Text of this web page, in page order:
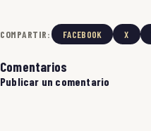
COMPARTIR: FACEBOOK X
Comentarios
Publicar un comentario